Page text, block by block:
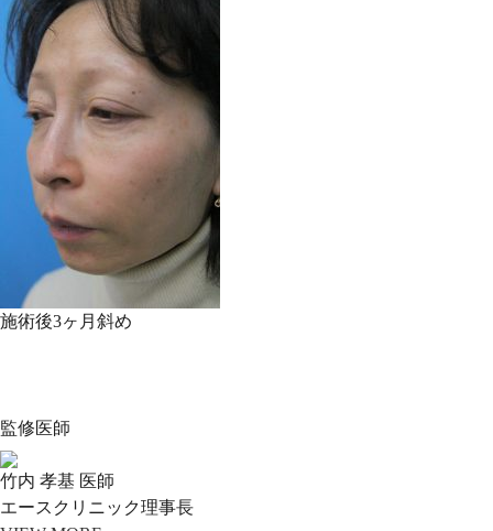
施術後3ヶ月斜め
監修医師
竹内 孝基 医師
エースクリニック理事長